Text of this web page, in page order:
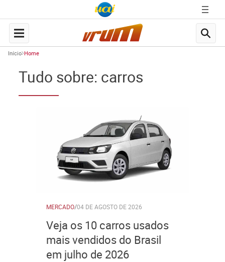
Início Home
Tudo sobre: carros
MERCADO/04 DE AGOSTO DE 2026
Veja os 10 carros usados
mais vendidos do Brasil
em julho de 2026